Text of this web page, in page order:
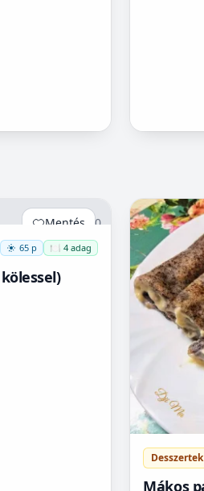
Mentés 0
65 p 🍽️ 4 adag
Desszertek
Mákos